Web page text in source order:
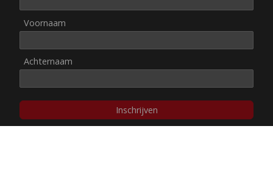
Voornaam
Achternaam
Inschrijven